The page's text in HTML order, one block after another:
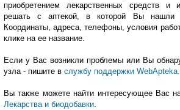
приобретением лекарственных средств и
решать с аптекой, в которой Вы нашли
Координаты, адреса, телефоны, условия
клике на ее название.
Если у Вас возникли проблемы или Вы
узла - пишите в службу поддержки
Вы также можете найти интересующее Вас
Лекарства и биодобавки